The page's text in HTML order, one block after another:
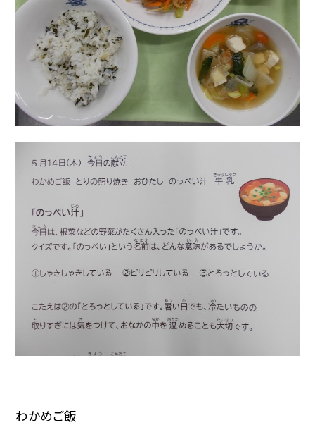
わかめご飯